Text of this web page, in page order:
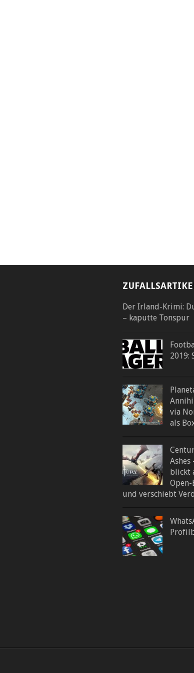
Der Irland-Krimi:
– kaputte Tonspur
2019:
via
als
Ashes
blickt
und verschiebt